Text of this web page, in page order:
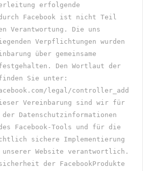
erfolgende
Facebook ist nicht Teil
Verantwortung. Die uns
Verpflichtungen wurden
über gemeinsame
Den Wortlaut der
Sie unter:
legal/controller_add
Vereinbarung sind wir für
Datenschutzinformationen
Facebook-Tools und für die
sichere Implementierung
Website verantwortlich.
der FacebookProdukte